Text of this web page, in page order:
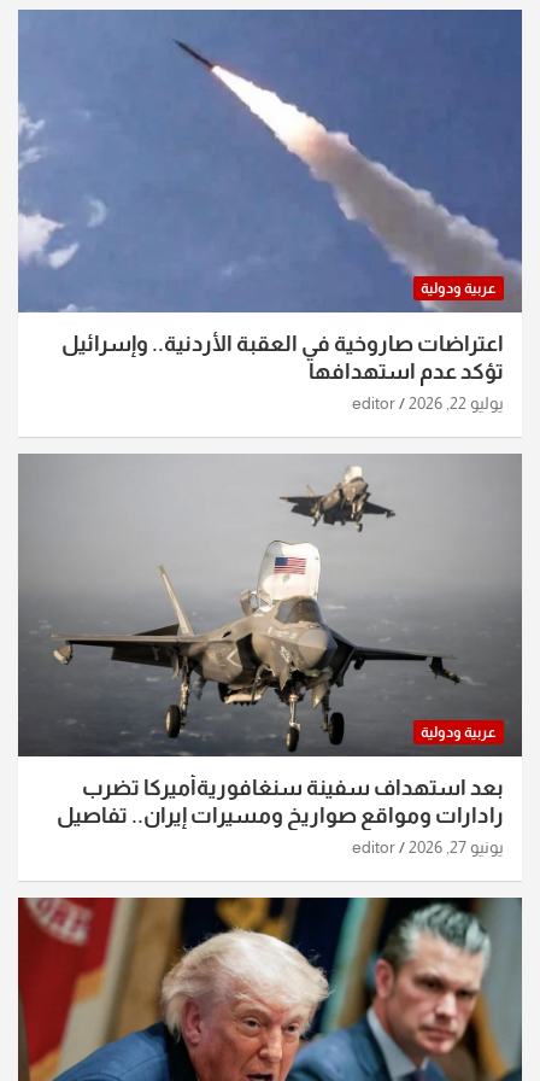
عربية ودولية
اعتراضات صاروخية في العقبة الأردنية.. وإسرائيل
تؤكد عدم استهدافها
يوليو 22, 2026 editor
عربية ودولية
بعد استهداف سفينة سنغافوريةأميركا تضرب
رادارات ومواقع صواريخ ومسيرات إيران.. تفاصيل
الساعات الماضية
يونيو 27, 2026 editor